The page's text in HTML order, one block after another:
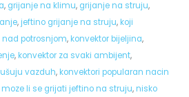
, grijanje na klimu, grijanje na struju,
,jeftino grijanje na struju,koji
nad potrosnjom,konvektor bijeljina,
,konvektor za svaki ambijent,
vazduh,konvektori popularan nacin
moze li se grijati jeftino na struju,nisko